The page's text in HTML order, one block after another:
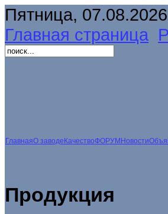
Пятница, 07.08.2026
Главная страница
ГлавнаяО заводе КачествоФОРУМ Новости
Продукция